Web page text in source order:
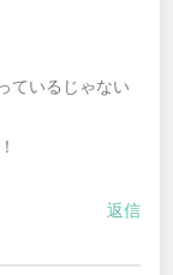
ているじゃない
返信